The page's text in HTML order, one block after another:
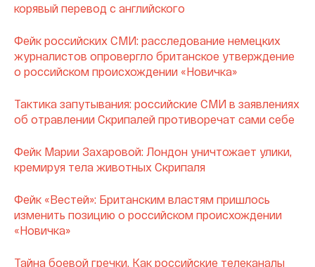
корявый перевод с английского
Фейк российских СМИ: расследование немецких
журналистов опровергло британское утверждение
о российском происхождении «Новичка»
Тактика запутывания: российские СМИ в заявлениях
об отравлении Скрипалей противоречат сами себе
Фейк Марии Захаровой: Лондон уничтожает улики,
кремируя тела животных Скрипаля
Фейк «Вестей»: Британским властям пришлось
изменить позицию о российском происхождении
«Новичка»
Тайна боевой гречки. Как российские телеканалы